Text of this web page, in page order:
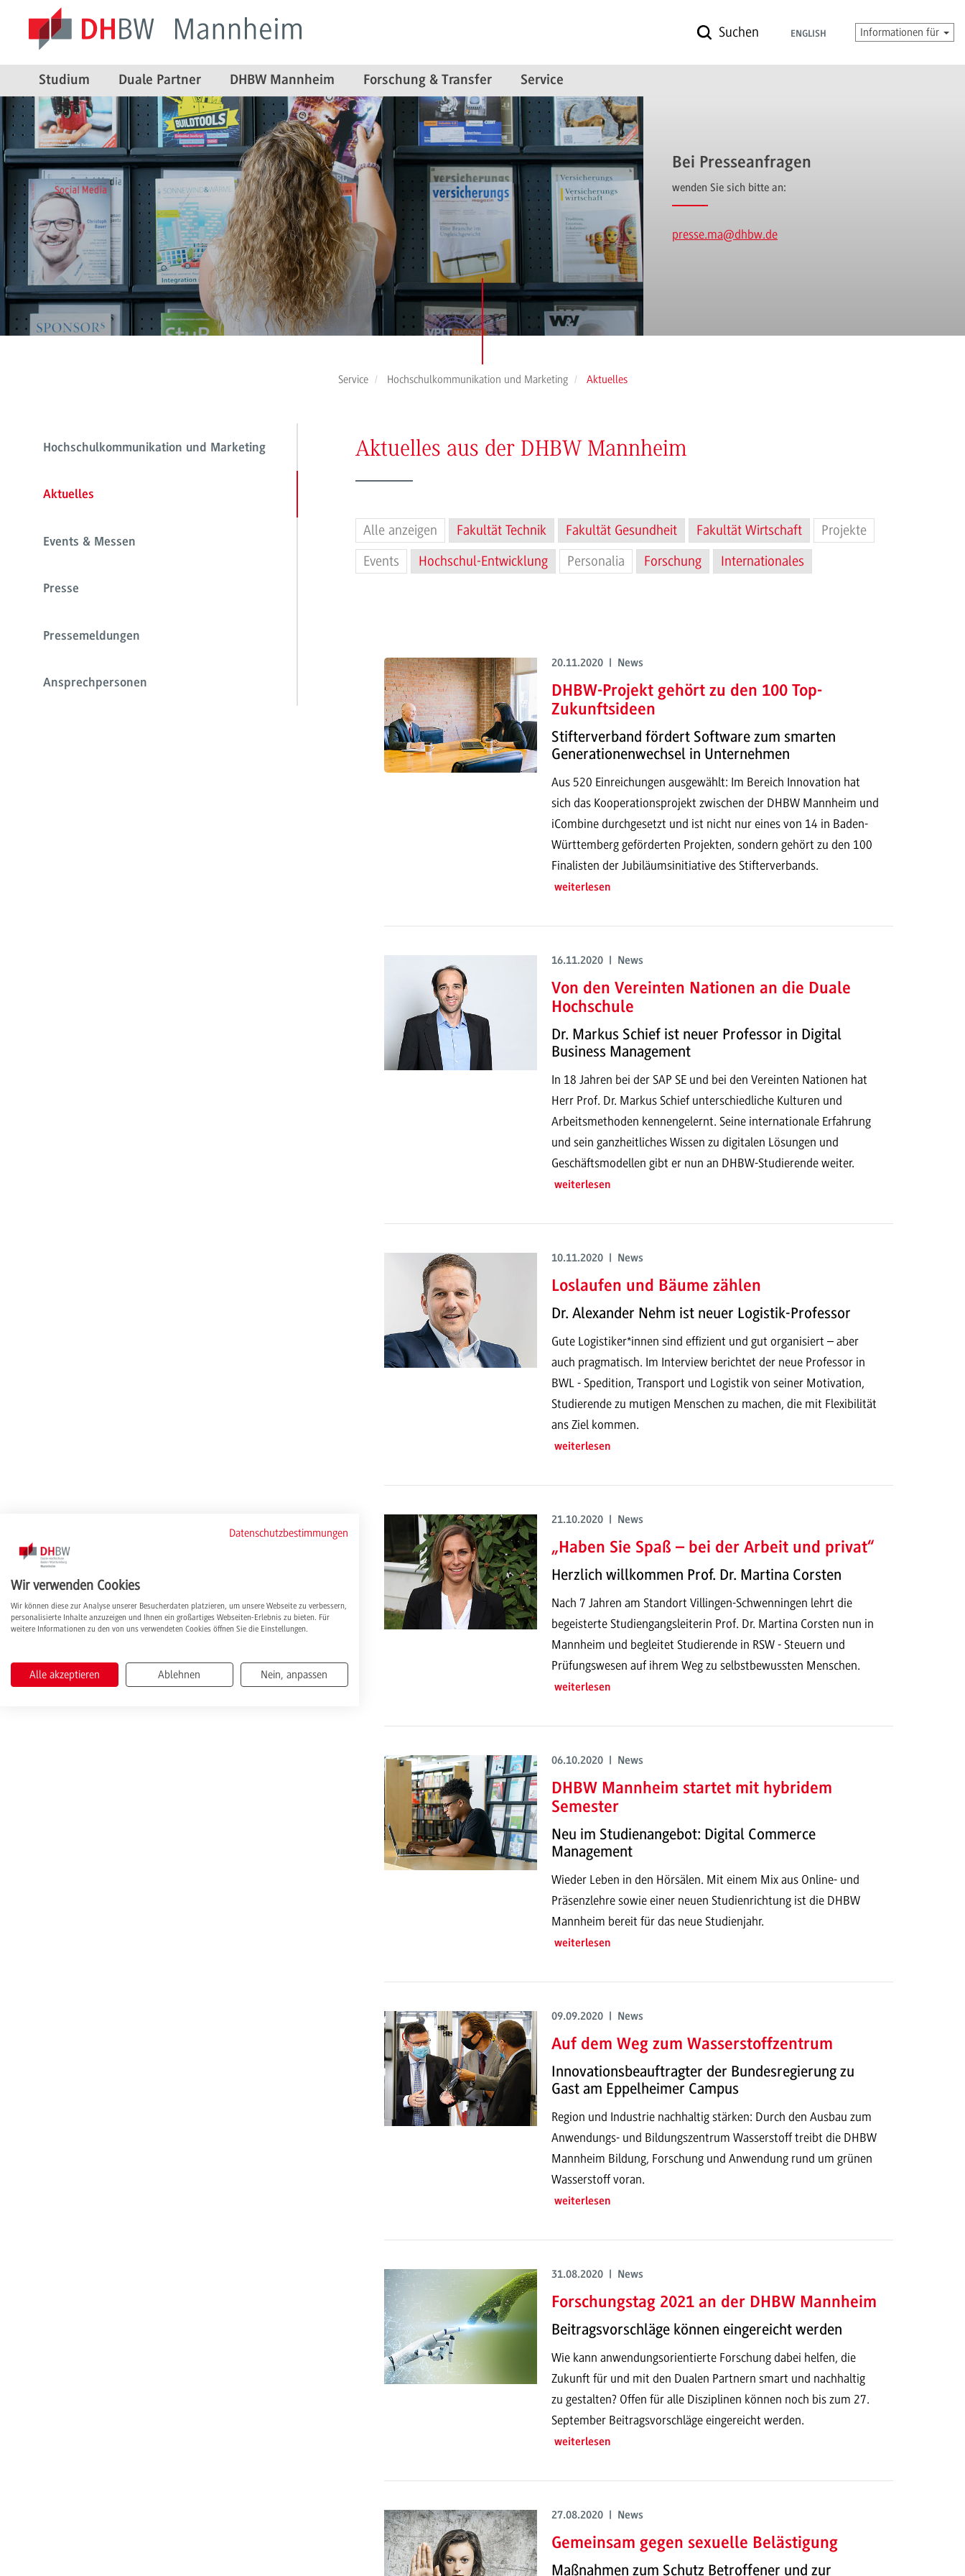
Suchen ENGLISH Informationen für
Studium Duale Partner DHBW Mannheim Forschung & Transfer Service
Bei Presseanfragen
wenden Sie sich bitte an:
presse.ma@dhbw.de
Service Hochschulkommunikation und Marketing Aktuelles
Hochschulkommunikation und Marketing
Aktuelles
Events & Messen
Presse
Pressemeldungen
Ansprechpersonen
Aktuelles aus der DHBW Mannheim
Alle anzeigen Fakultät Technik Fakultät Gesundheit Fakultät Wirtschaft
Projekte
Events
Hochschul-Entwicklung Personalia Forschung Internationales
20.11.2020 | News
DHBW-Projekt gehört zu den 100 Top-
Zukunftsideen
Stifterverband fördert Software zum smarten
Generationenwechsel in Unternehmen
Aus 520 Einreichungen ausgewählt: Im Bereich Innovation hat
sich das Kooperationsprojekt zwischen der DHBW Mannheim und
iCombine durchgesetzt und ist nicht nur eines von 14 in Baden-
Württemberg geförderten Projekten, sondern gehört zu den 100
Finalisten der Jubiläumsinitiative des Stifterverbands.
weiterlesen
16.11.2020 | News
Von den Vereinten Nationen an die Duale
Hochschule
Dr. Markus Schief ist neuer Professor in Digital
Business Management
In 18 Jahren bei der SAP SE und bei den Vereinten Nationen hat
Herr Prof. Dr. Markus Schief unterschiedliche Kulturen und
Arbeitsmethoden kennengelernt. Seine internationale Erfahrung
und sein ganzheitliches Wissen zu digitalen Lösungen und
Geschäftsmodellen gibt er nun an DHBW-Studierende weiter.
weiterlesen
10.11.2020 | News
Loslaufen und Bäume zählen
Dr. Alexander Nehm ist neuer Logistik-Professor
Gute Logistiker*innen sind effizient und gut organisiert – aber
auch pragmatisch. Im Interview berichtet der neue Professor in
BWL - Spedition, Transport und Logistik von seiner Motivation,
Studierende zu mutigen Menschen zu machen, die mit Flexibilität
ans Ziel kommen.
weiterlesen
21.10.2020 | News
„Haben Sie Spaß – bei der Arbeit und privat“
Herzlich willkommen Prof. Dr. Martina Corsten
Nach 7 Jahren am Standort Villingen-Schwenningen lehrt die
begeisterte Studiengangsleiterin Prof. Dr. Martina Corsten nun in
Mannheim und begleitet Studierende in RSW - Steuern und
Prüfungswesen auf ihrem Weg zu selbstbewussten Menschen.
weiterlesen
06.10.2020 | News
DHBW Mannheim startet mit hybridem
Semester
Neu im Studienangebot: Digital Commerce
Management
Wieder Leben in den Hörsälen. Mit einem Mix aus Online- und
Präsenzlehre sowie einer neuen Studienrichtung ist die DHBW
Mannheim bereit für das neue Studienjahr.
weiterlesen
09.09.2020 | News
Auf dem Weg zum Wasserstoffzentrum
Innovationsbeauftragter der Bundesregierung zu
Gast am Eppelheimer Campus
Region und Industrie nachhaltig stärken: Durch den Ausbau zum
Anwendungs- und Bildungszentrum Wasserstoff treibt die DHBW
Mannheim Bildung, Forschung und Anwendung rund um grünen
Wasserstoff voran.
weiterlesen
31.08.2020 | News
Forschungstag 2021 an der DHBW Mannheim
Beitragsvorschläge können eingereicht werden
Wie kann anwendungsorientierte Forschung dabei helfen, die
Zukunft für und mit den Dualen Partnern smart und nachhaltig
zu gestalten? Offen für alle Disziplinen können noch bis zum 27.
September Beitragsvorschläge eingereicht werden.
weiterlesen
27.08.2020 | News
Gemeinsam gegen sexuelle Belästigung
Maßnahmen zum Schutz Betroffener und zur
Datenschutzbestimmungen
Wir verwenden Cookies
Wir können diese zur Analyse unserer Besucherdaten platzieren, um unsere Webseite zu verbessern,
personalisierte Inhalte anzuzeigen und Ihnen ein großartiges Webseiten-Erlebnis zu bieten. Für
weitere Informationen zu den von uns verwendeten Cookies öffnen Sie die Einstellungen.
Alle akzeptieren Ablehnen Nein, anpassen